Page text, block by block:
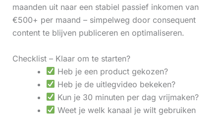
maanden uit naar een stabiel passief inkomen van
€500+ per maand – simpelweg door consequent
content te blijven publiceren en optimaliseren.
Checklist – Klaar om te starten?
Heb je een product gekozen?
Heb je de uitlegvideo bekeken?
Kun je 30 minuten per dag vrijmaken?
Weet je welk kanaal je wilt gebruiken